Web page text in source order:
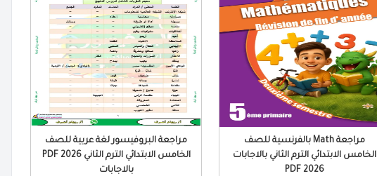
مراجعة Math بالفرنسية للصف
الخامس الابتدائي الترم الثاني بالاجابات
2026 PDF
مراجعة البروفيسور لغة عربية للصف
الخامس الابتدائي الترم الثاني 2026 PDF
بالاجابات